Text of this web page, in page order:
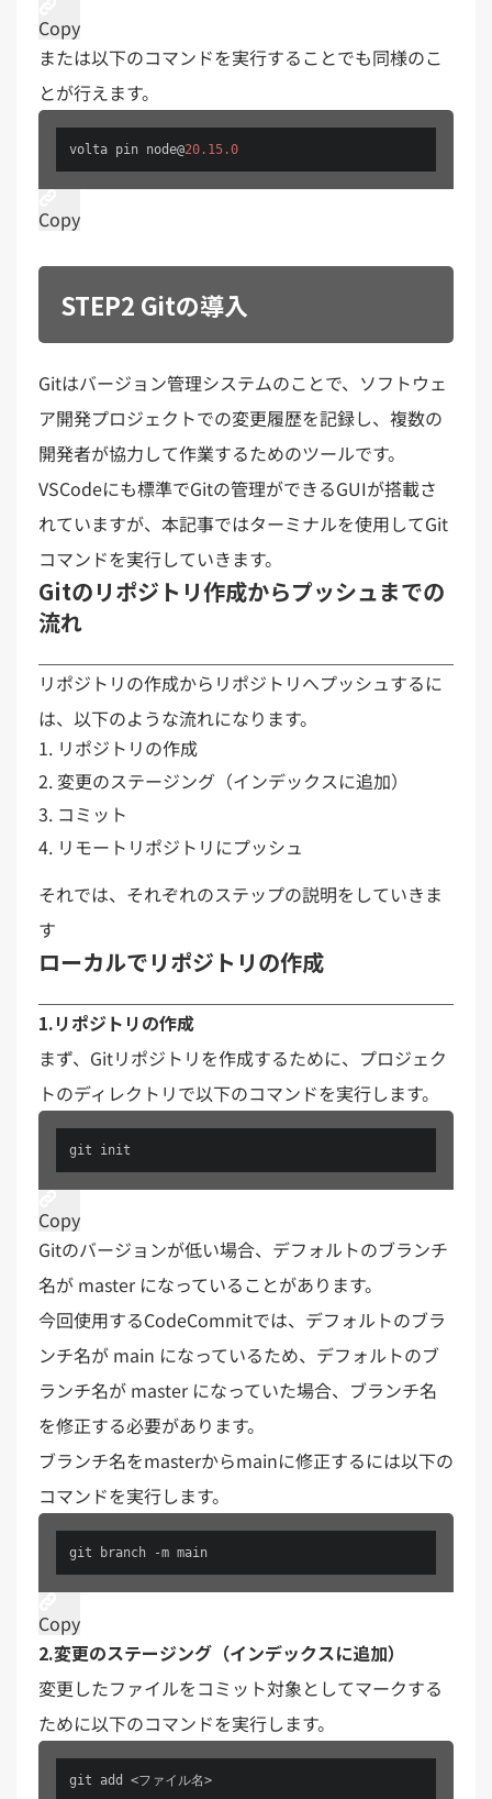
Copy
または以下のコマンドを実行することでも同様のこ
とが行えます。
volta pin node@20.15.0
Copy
STEP2 Gitの導入
Gitはバージョン管理システムのことで、ソフトウェ
ア開発プロジェクトでの変更履歴を記録し、複数の
開発者が協力して作業するためのツールです。
VSCodeにも標準でGitの管理ができるGUIが搭載さ
れていますが、本記事ではターミナルを使用してGit
コマンドを実行していきます。
Gitのリポジトリ作成からプッシュまでの
流れ
リポジトリの作成からリポジトリへプッシュするに
は、以下のような流れになります。
リポジトリの作成
変更のステージング（インデックスに追加）
コミット
リモートリポジトリにプッシュ
それでは、それぞれのステップの説明をしていきま
す
ローカルでリポジトリの作成
1.リポジトリの作成
まず、Gitリポジトリを作成するために、プロジェク
トのディレクトリで以下のコマンドを実行します。
git init
Copy
Gitのバージョンが低い場合、デフォルトのブランチ
名が master になっていることがあります。
今回使用するCodeCommitでは、デフォルトのブラ
ンチ名が main になっているため、デフォルトのブ
ランチ名が master になっていた場合、ブランチ名
を修正する必要があります。
ブランチ名をmasterからmainに修正するには以下の
コマンドを実行します。
git branch -m main
Copy
2.変更のステージング（インデックスに追加）
変更したファイルをコミット対象としてマークする
ために以下のコマンドを実行します。
git add <ファイル名>